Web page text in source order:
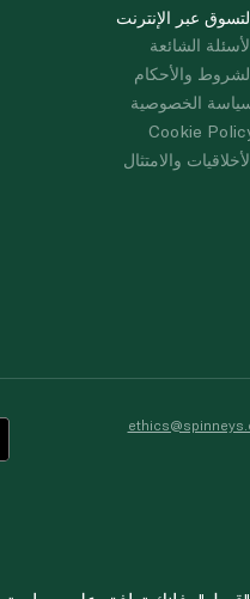
عبر الإنترنت
الشائعة
والأحكام
الخصوصية
Cookie
والامتثال